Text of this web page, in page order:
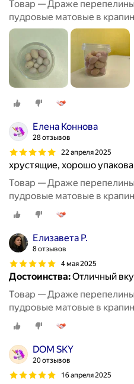
Товар — Драже
пудровые матовые в
Елена Коннова
28 отзывов
22 апреля 2025
хрустящие, хорошо
Товар — Драже
пудровые матовые в
Елизавета Р.
8 отзывов
4 мая 2025
Достоинства:Отличный
Товар — Драже
пудровые матовые в
DOM SKY
20 отзывов
16 апреля 2025